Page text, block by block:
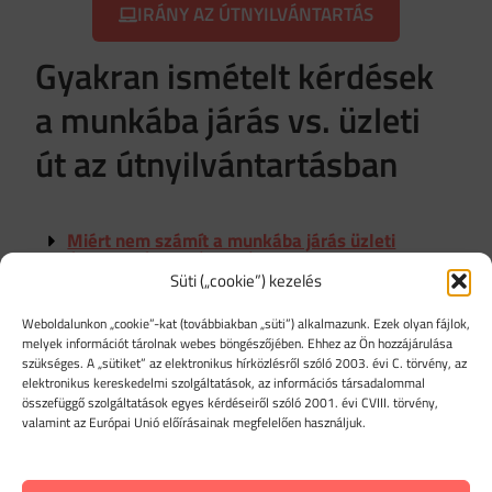
Süti („cookie”) kezelés
Weboldalunkon „cookie”-kat (továbbiakban „süti”) alkalmazunk. Ezek olyan fájlok,
melyek információt tárolnak webes böngészőjében. Ehhez az Ön hozzájárulása
szükséges. A „sütiket” az elektronikus hírközlésről szóló 2003. évi C. törvény, az
elektronikus kereskedelmi szolgáltatások, az információs társadalommal
összefüggő szolgáltatások egyes kérdéseiről szóló 2001. évi CVIII. törvény,
valamint az Európai Unió előírásainak megfelelően használjuk.
IRÁNY AZ ÚTNYILVÁNTARTÁS
Gyakran ismételt kérdések
a munkába járás vs. üzleti
út az útnyilvántartásban
Miért nem számít a munkába járás üzleti
útnak az útnyilvántartásban?
útnyilvántartásban az utat, ha mégis céges
ügy előtt/után munkába mész?
Miért fontos a helyes besorolás?
Mitől függ, hogy egy út üzleti útnak vagy